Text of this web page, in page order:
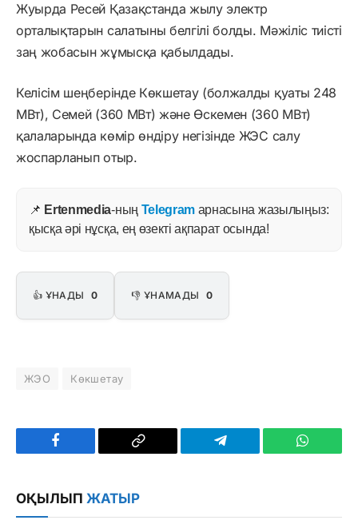
Жуырда Ресей Қазақстанда жылу электр
орталықтарын салатыны белгілі болды. Мәжіліс тиісті
заң жобасын жұмысқа қабылдады.
Келісім шеңберінде Көкшетау (болжалды қуаты 248
МВт), Семей (360 МВт) және Өскемен (360 МВт)
қалаларында көмір өндіру негізінде ЖЭС салу
жоспарланып отыр.
📌 Ertenmedia-ның Telegram арнасына жазылыңыз:
қысқа әрі нұсқа, ең өзекті ақпарат осында!
👍 ҰНАДЫ 0 👎 ҰНАМАДЫ 0
ЖЭО Көкшетау
Facebook
Copy
Telegram
ОҚЫЛЫП ЖАТЫР